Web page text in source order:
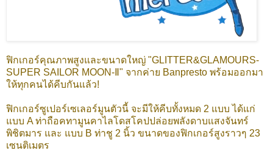
ฟิกเกอร์คุณภาพสูงและขนาดใหญ่ "GLITTER&GLAMOURS-
SUPER SAILOR MOON-Ⅱ" จากค่าย Banpresto พร้อมออกมา
ให้ทุกคนได้คีบกันแล้ว!
ฟิกเกอร์ซูเปอร์เซเลอร์มูนตัวนี้ จะมีให้คีบทั้งหมด 2 แบบ ได้แก่
แบบ A ท่าถือคทามูนคาไลโดสโคปปล่อยพลังดาบแสงจันทร์
พิชิตมาร และ แบบ B ท่าชู 2 นิ้ว ขนาดของฟิกเกอร์สูงราวๆ 23
เซนติเมตร